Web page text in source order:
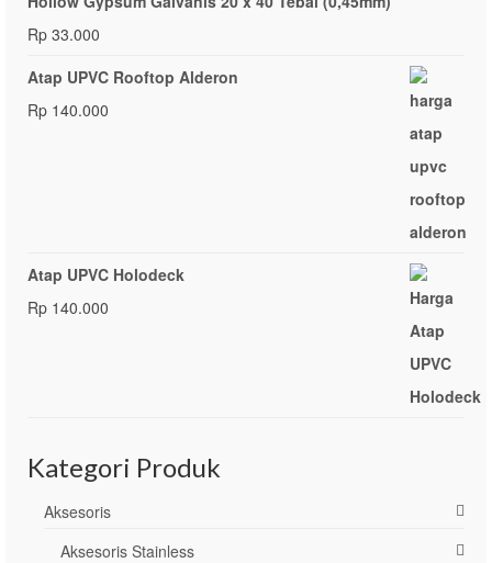
Rp 33.000
Atap UPVC Rooftop Alderon
Rp 140.000
Atap UPVC Holodeck
Rp 140.000
Kategori Produk
Aksesoris
Aksesoris Stainless